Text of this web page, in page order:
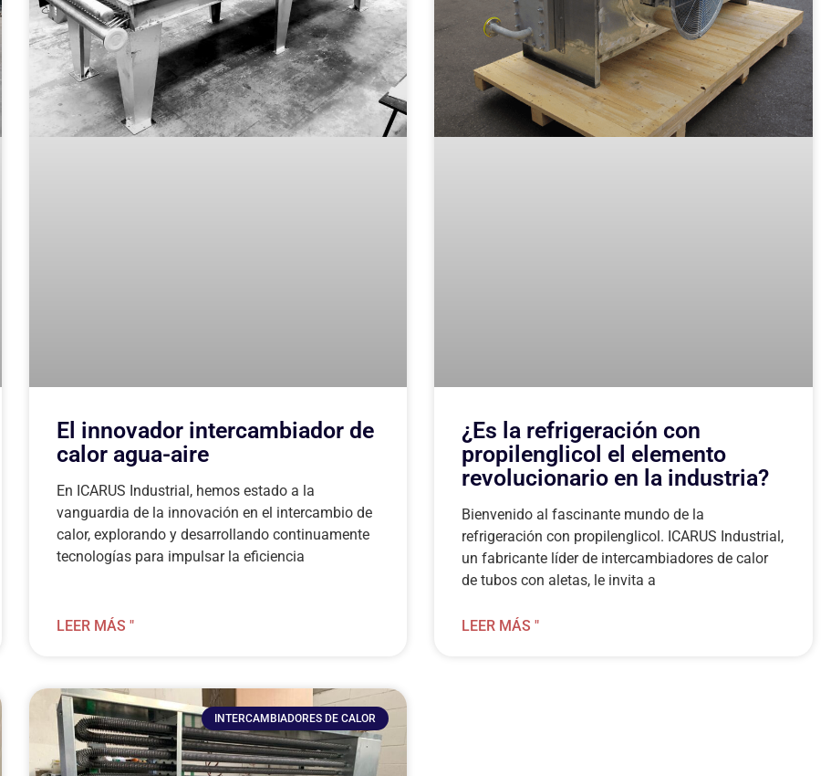
El innovador intercambiador de
calor agua-aire
En ICARUS Industrial, hemos estado a la
vanguardia de la innovación en el intercambio de
calor, explorando y desarrollando continuamente
tecnologías para impulsar la eficiencia
LEER MÁS "
¿Es la refrigeración con
propilenglicol el elemento
revolucionario en la industria?
Bienvenido al fascinante mundo de la
refrigeración con propilenglicol. ICARUS Industrial,
un fabricante líder de intercambiadores de calor
de tubos con aletas, le invita a
LEER MÁS "
INTERCAMBIADORES DE CALOR